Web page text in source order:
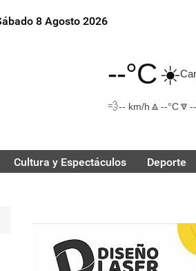
8 Agosto 2026
--°C☀️
💨-- km/h 🔼 --°C🔽
Cultura y Espectáculos Deporte